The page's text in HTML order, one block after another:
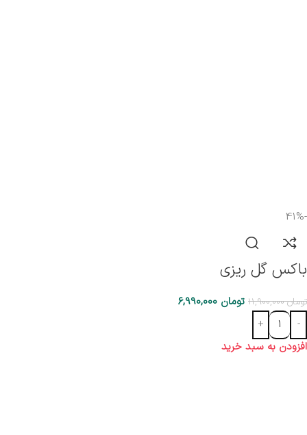
-41%
باکس گل ریزی
تومان11,900,000 تومان
افزودن به سبد خرید